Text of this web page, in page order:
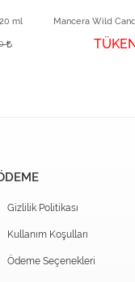
ml Mancera Wild
Gizlilik Politikası
Kullanım Koşulları
Ödeme Seçenekleri